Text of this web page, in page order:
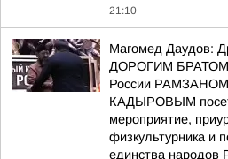
21:10
Магомед Даудов:
ДОРОГИМ БРАТОМ,
России
КАДЫРОВЫМ
мероприятие,
физкультурника и
единства народов